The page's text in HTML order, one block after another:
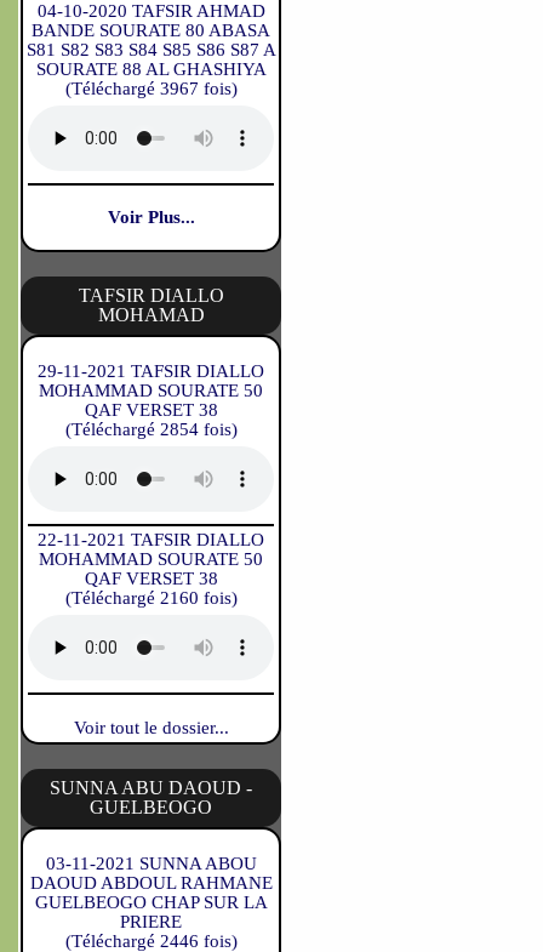
04-10-2020 TAFSIR AHMAD
BANDE SOURATE 80 ABASA
S81 S82 S83 S84 S85 S86 S87 A
SOURATE 88 AL GHASHIYA
(Téléchargé 3967 fois)
Voir Plus...
TAFSIR DIALLO
MOHAMAD
29-11-2021 TAFSIR DIALLO
MOHAMMAD SOURATE 50
QAF VERSET 38
(Téléchargé 2854 fois)
22-11-2021 TAFSIR DIALLO
MOHAMMAD SOURATE 50
QAF VERSET 38
(Téléchargé 2160 fois)
Voir tout le dossier...
SUNNA ABU DAOUD -
GUELBEOGO
03-11-2021 SUNNA ABOU
DAOUD ABDOUL RAHMANE
GUELBEOGO CHAP SUR LA
PRIERE
(Téléchargé 2446 fois)